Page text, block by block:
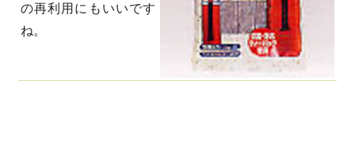
の再利用にもいいです
ね。